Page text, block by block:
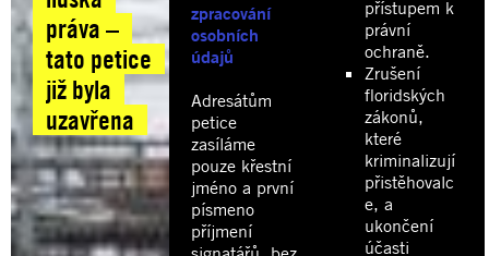
práva –
tato petice
již byla
uzavřena
zpracování
osobních
údajů
Adresátům
petice
zasíláme
pouze křestní
jméno a první
písmeno
příjmení
přístupem k
právní
ochraně.
Zrušení
floridských
zákonů,
které
kriminalizují
přistěhovalc
e, a
ukončení
účasti